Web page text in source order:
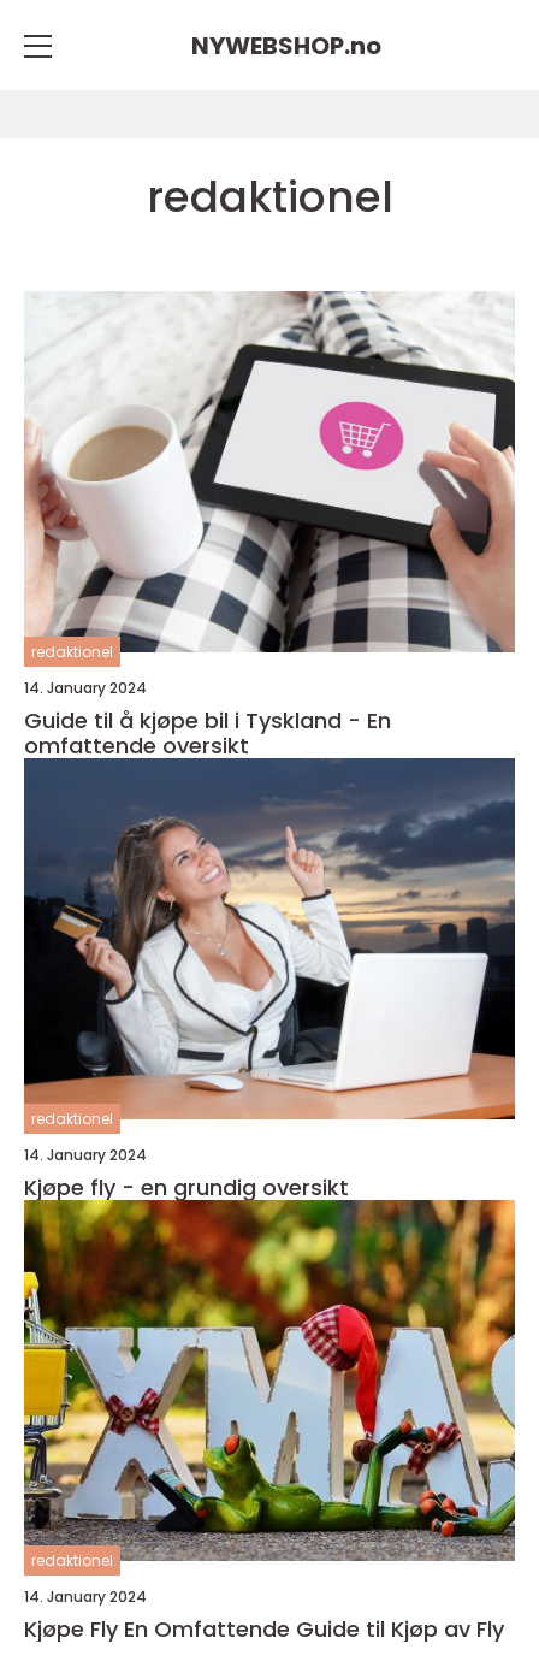
NYWEBSHOP.no
redaktionel
redaktionel
14. January 2024
Guide til å kjøpe bil i Tyskland - En
omfattende oversikt
redaktionel
14. January 2024
Kjøpe fly - en grundig oversikt
redaktionel
14. January 2024
Kjøpe Fly En Omfattende Guide til Kjøp av Fly